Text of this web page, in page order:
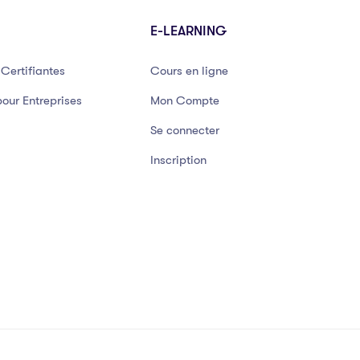
Entreprises
E-LEARNING
Cours en ligne
Mon Compte
Se connecter
Inscription